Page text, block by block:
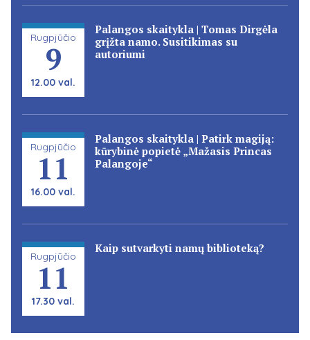
Rugpjūčio
9
12.00 val.
Palangos skaitykla | Tomas Dirgėla
grįžta namo. Susitikimas su
autoriumi
Rugpjūčio
11
16.00 val.
Palangos skaitykla | Patirk magiją:
kūrybinė popietė „Mažasis Princas
Palangoje“
Rugpjūčio
11
17.30 val.
Kaip sutvarkyti namų biblioteką?